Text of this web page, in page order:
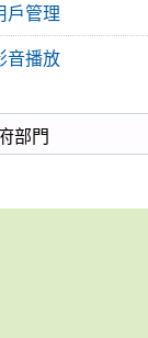
管理
播放